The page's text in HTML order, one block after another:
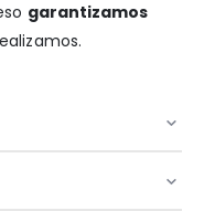
garantizamos